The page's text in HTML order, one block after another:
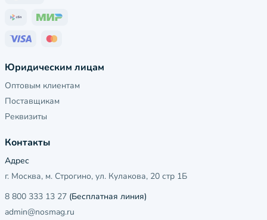
Юридическим лицам
Оптовым клиентам
Поставщикам
Реквизиты
Контакты
Адрес
г. Москва, м. Строгино, ул. Кулакова, 20 стр 1Б
8 800 333 13 27 (Бесплатная линия)
admin@nosmag.ru